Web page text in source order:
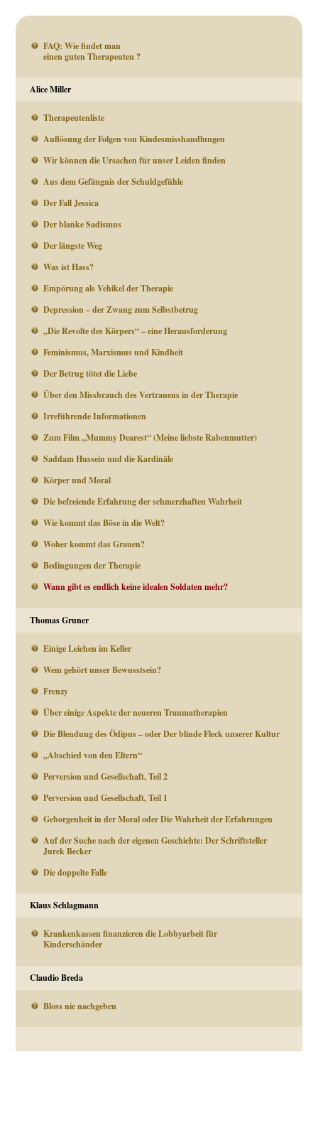
FAQ: Wie findet man
einen guten Therapeuten ?
Alice Miller
Therapeutenliste
Auflösung der Folgen von Kindesmisshandlungen
Wir können die Ursachen für unser Leiden finden
Aus dem Gefängnis der Schuldgefühle
Der Fall Jessica
Der blanke Sadismus
Der längste Weg
Was ist Hass?
Empörung als Vehikel der Therapie
Depression – der Zwang zum Selbstbetrug
„Die Revolte des Körpers“ – eine Herausforderung
Feminismus, Marxismus und Kindheit
Der Betrug tötet die Liebe
Über den Missbrauch des Vertrauens in der Therapie
Irreführende Informationen
Zum Film „Mummy Dearest“ (Meine liebste Rabenmutter)
Saddam Hussein und die Kardinäle
Körper und Moral
Die befreiende Erfahrung der schmerzhaften Wahrheit
Wie kommt das Böse in die Welt?
Woher kommt das Grauen?
Bedingungen der Therapie
Wann gibt es endlich keine idealen Soldaten mehr?
Thomas Gruner
Einige Leichen im Keller
Wem gehört unser Bewusstsein?
Frenzy
Über einige Aspekte der neueren Traumatherapien
Die Blendung des Ödipus – oder Der blinde Fleck unserer Kultur
„Abschied von den Eltern“
Perversion und Gesellschaft, Teil 2
Perversion und Gesellschaft, Teil 1
Geborgenheit in der Moral oder Die Wahrheit der Erfahrungen
Auf der Suche nach der eigenen Geschichte: Der Schriftsteller
Jurek Becker
Die doppelte Falle
Klaus Schlagmann
Krankenkassen finanzieren die Lobbyarbeit für
Kinderschänder
Claudio Breda
Bloss nie nachgeben